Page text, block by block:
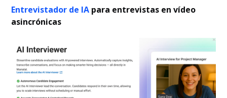
Entrevistador de IA para entrevistas en vídeo
asincrónicas